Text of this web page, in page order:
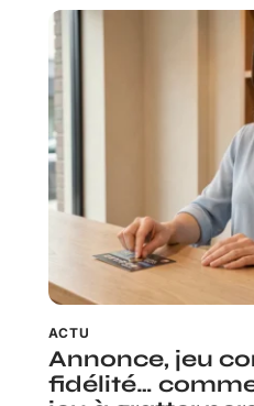
ACTU
Annonce, jeu
fidélité…